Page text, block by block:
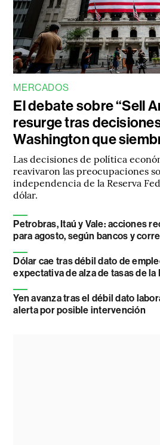
MERCADOS
El debate sobre “Sell
resurge tras
Washington que
Las decisiones de política
reavivaron las preocupaciones
independencia de la Reserva
dólar.
Petrobras, Itaú y Vale: acciones
para agosto, según bancos y
Dólar cae tras débil dato de
expectativa de alza de tasas de la
Yen avanza tras el débil dato
alerta por posible intervención